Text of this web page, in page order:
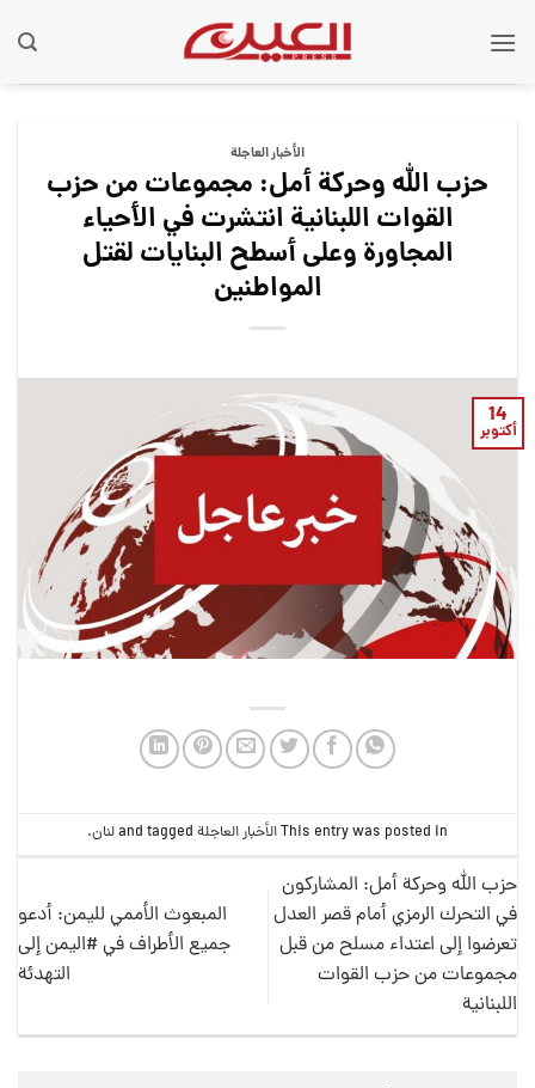
الأخبار العاجلة
حزب الله وحركة أمل: مجموعات من حزب
القوات اللبنانية انتشرت في الأحياء
المجاورة وعلى أسطح البنايات لقتل
المواطنين
14
أكتوبر
This entry was posted inالأخبار العاجلة لنان.
حزب الله وحركة أمل: المشاركون
في التحرك الرمزي أمام قصر العدل
تعرضوا إلى اعتداء مسلح من قبل
مجموعات من حزب القوات
اللبنانية
المبعوث الأممي لليمن: أدعو
جميع الأطراف في #اليمن إلى
التهدئة